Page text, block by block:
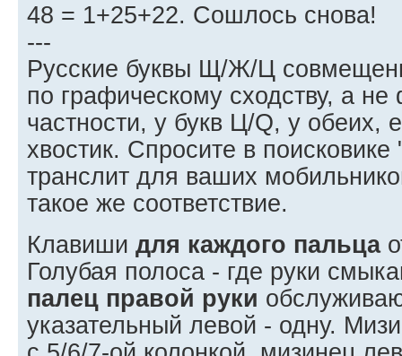
48 = 1+25+22. Сошлось снова!
---
Русские буквы Щ/Ж/Ц
по графическому сходству, а
частности, у букв Ц/Q, у обеих,
хвостик. Спросите в
транслит для ваших
такое же соответствие.
Клавиши для каждого пальца
Голубая полоса - где руки
палец правой руки
указательный левой - одну.